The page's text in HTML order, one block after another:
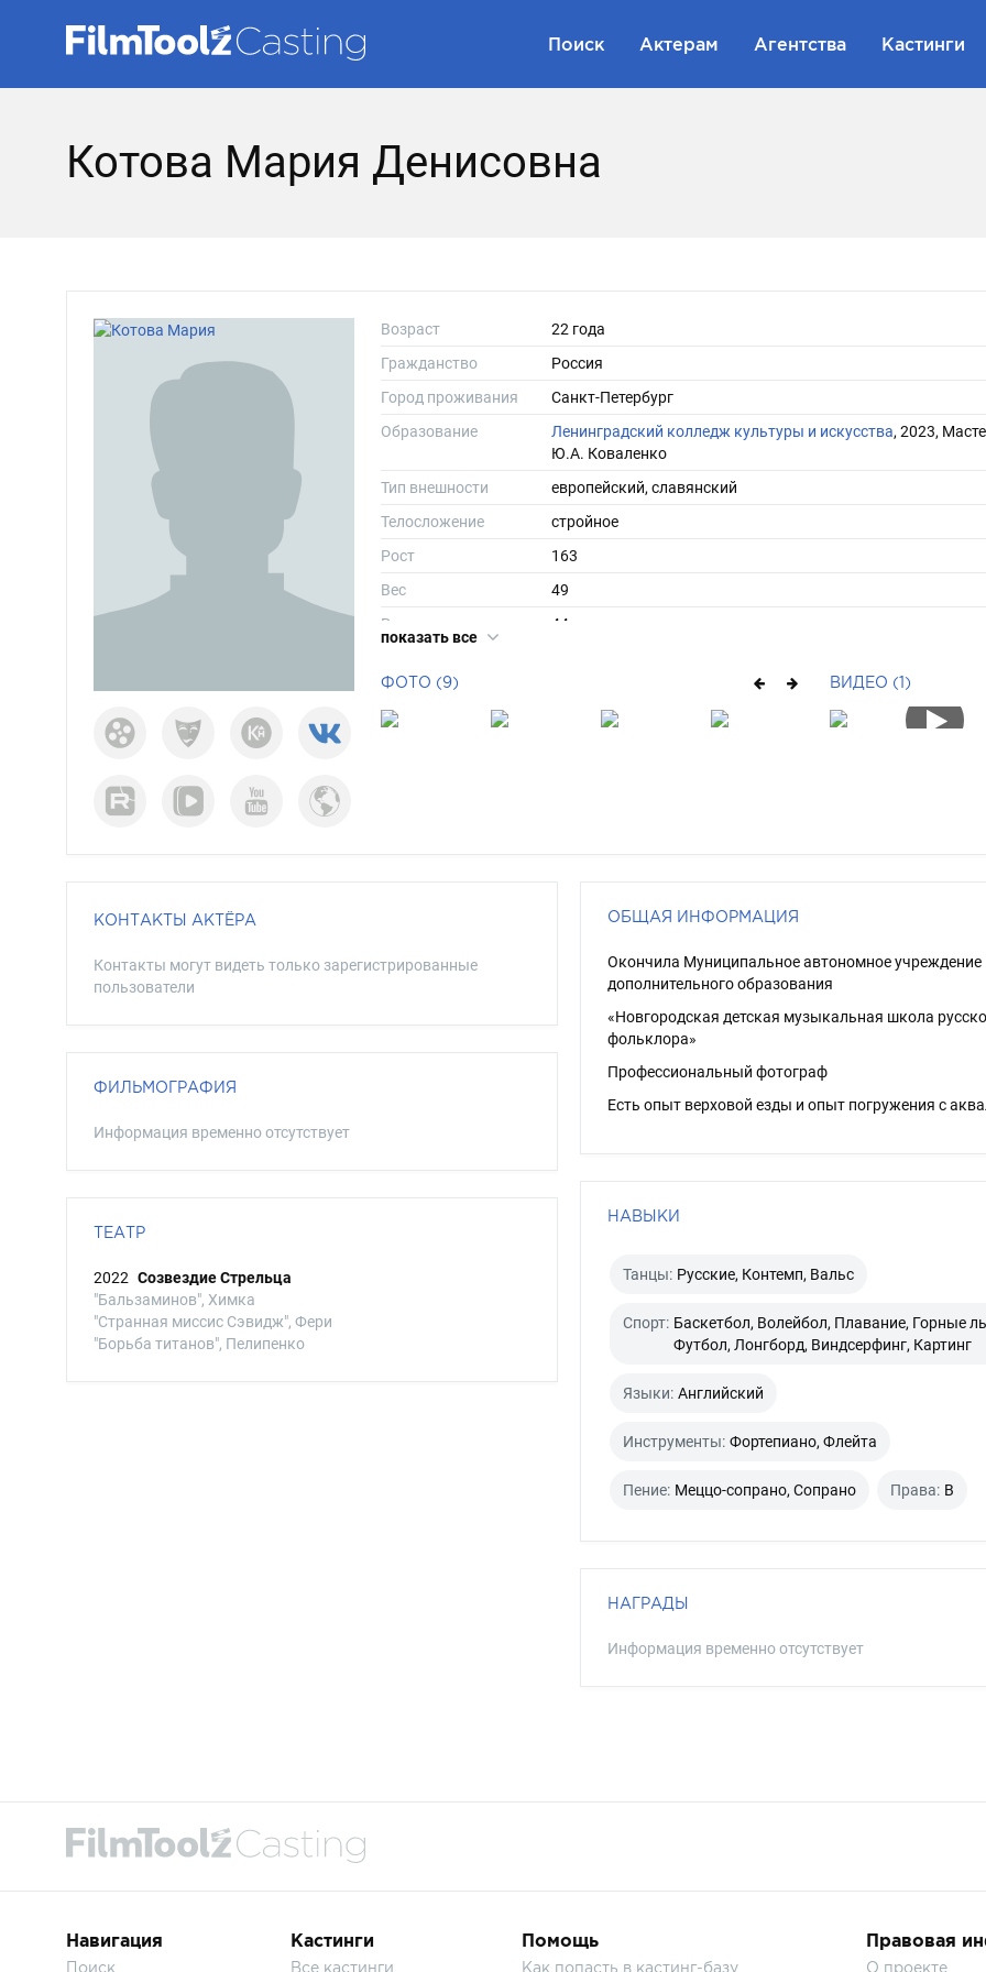
Поиск Актерам Агентства Кастинги
Котова Мария Денисовна
Возраст
22 года
Гражданство
Россия
Город проживания
Санкт-Петербург
Образование
Ленинградский колледж культуры и искусства, 2023,
Ю.А. Коваленко
Тип внешности
европейский, славянский
Телосложение
стройное
Рост
163
Вес
49
Размер одежды
44
Длина волос
Цвет волос
блондин
показать все
ФОТО (9) ВИДЕО (1)
КОНТАКТЫ АКТЁРА
Контакты могут видеть только зарегистрированные
пользователи
ФИЛЬМОГРАФИЯ
Информация временно отсутствует
ТЕАТР
2022 Созвездие Стрельца
"Бальзаминов", Химка
"Странная миссис Сэвидж", Фери
"Борьба титанов", Пелипенко
ОБЩАЯ ИНФОРМАЦИЯ
Окончила Муниципальное автономное учреждение
дополнительного образования
«Новгородская детская музыкальная школа
фольклора»
Профессиональный фотограф
Есть опыт верховой езды и опыт погружения с
НАВЫКИ
Танцы: Русские, Контемп, Вальс
Спорт: Баскетбол, Волейбол, Плавание, Горные
Футбол, Лонгборд, Виндсерфинг, Картинг
Языки: Английский
Инструменты: Фортепиано, Флейта
Пение: Меццо-сопрано, Сопрано Права: B
НАГРАДЫ
Информация временно отсутствует
Навигация
Поиск
Кастинги
Все кастинги
Помощь
Как попасть в кастинг-базу
Правовая
О проекте